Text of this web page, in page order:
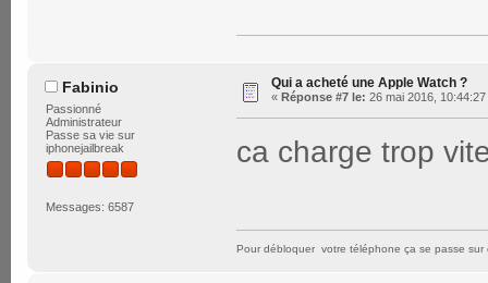
Fabinio
Passionné
Administrateur
Passe sa vie sur
iphonejailbreak
Messages: 6587
Qui a acheté une Apple Watch ?
« Réponse #7 le: 26 mai 2016, 10:44:27
ca charge trop
Pour débloquer votre téléphone ça se passe sur